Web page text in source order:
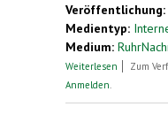
Veröffentlichung:
Medientyp:
Medium:
Weiterlesen überZum
Anmelden